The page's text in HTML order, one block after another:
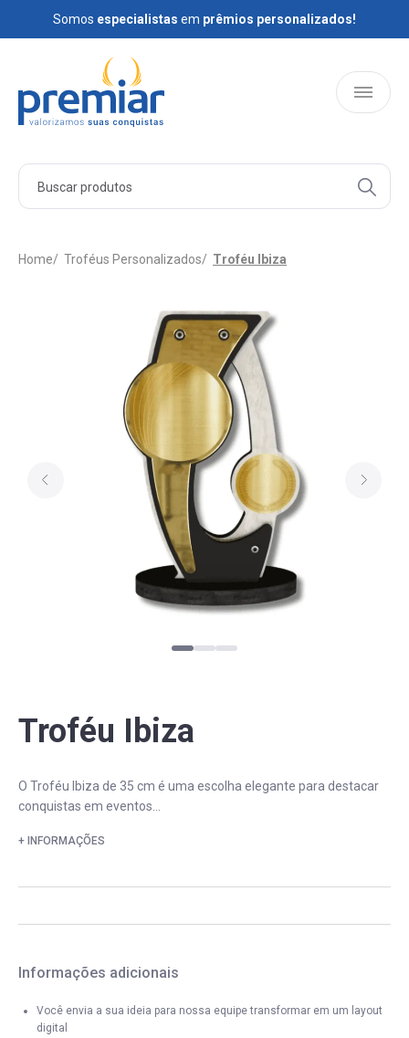
Somos especialistas em prêmios personalizados!
Somosespecialistas emprêmios personalizados!
HOME
PERGUNTAS FREQUENTES
Home Troféus Personalizados Troféu Ibiza
Troféu Ibiza
O Troféu Ibiza de 35 cm é uma escolha elegante para destacar
conquistas em eventos...
+ INFORMAÇÕES
Informações adicionais
Você envia a sua ideia para nossa equipe transformar em um layout
digital